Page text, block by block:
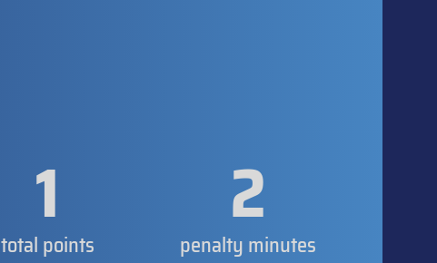
1
total points 2
penalty minutes